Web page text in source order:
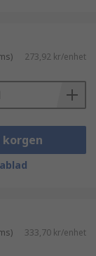
273,92 kr/enhet
korgen
333,70 kr/enhet